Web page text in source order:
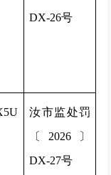
DX-26号
汝市监处罚
〔2026〕
DX-27号